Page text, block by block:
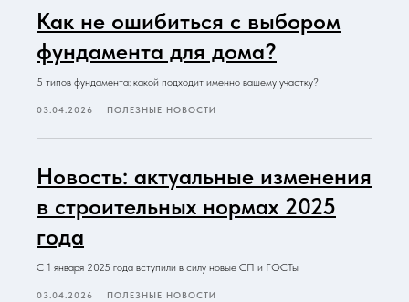
Как не ошибиться с выбором
фундамента для дома?
5 типов фундамента: какой подходит именно вашему участку?
03.04.2026 ПОЛЕЗНЫЕ НОВОСТИ
Новость: актуальные изменения
в строительных нормах 2025
года
С 1 января 2025 года вступили в силу новые СП и ГОСТы
03.04.2026 ПОЛЕЗНЫЕ НОВОСТИ